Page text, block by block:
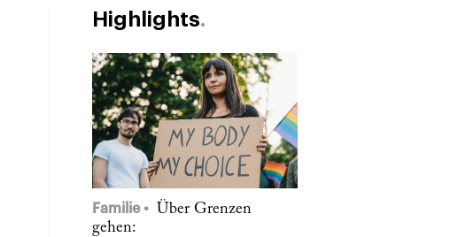
Highlights
Familie
Über Grenzen
gehen: